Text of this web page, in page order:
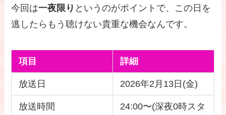
今回は一夜限り というのがポイントで、この日を
逃したらもう聴けない貴重な機会なんです。
項目 詳細
放送日 2026年2月13日(金)
放送時間
24:00〜(深夜0時スタ